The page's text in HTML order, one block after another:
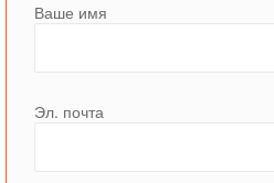
Ваше имя
Эл. почта